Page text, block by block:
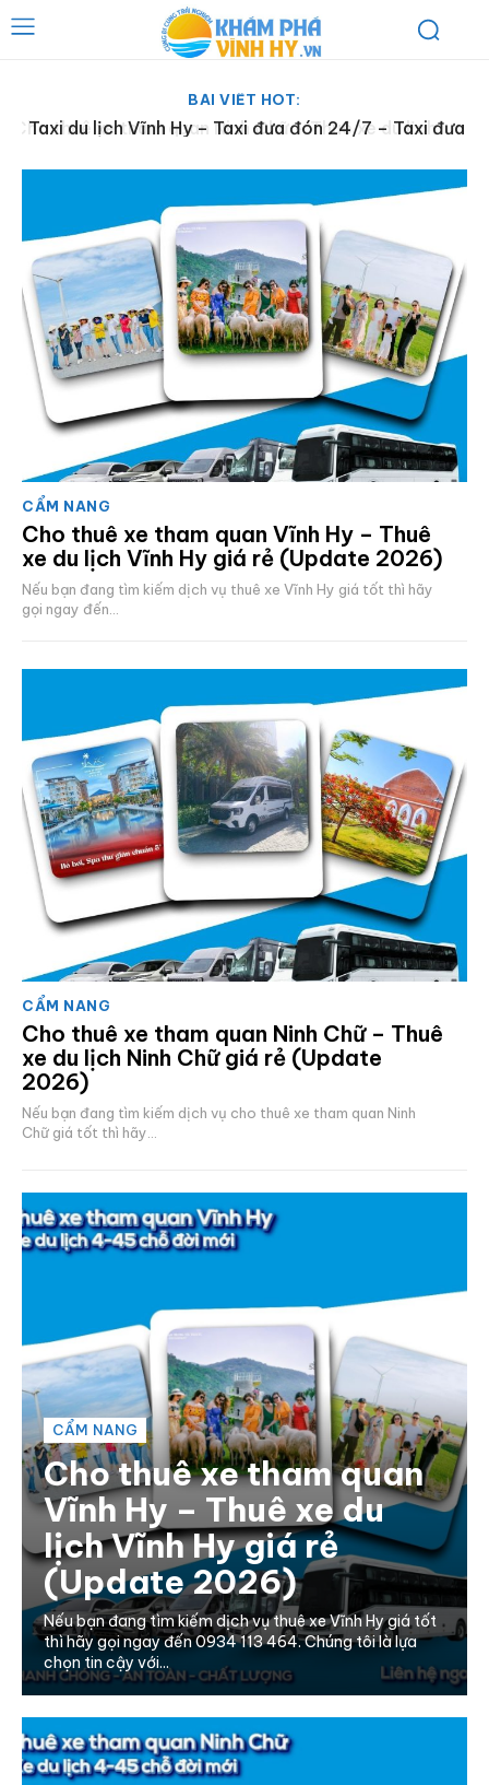
BÀI VIẾT HOT:
Taxi du lịch Vĩnh Hy – Taxi đưa đón 24/7 – Taxi đưa
CẨM NANG
Cho thuê xe tham quan Vĩnh Hy – Thuê
xe du lịch Vĩnh Hy giá rẻ (Update 2026)
Nếu bạn đang tìm kiếm dịch vụ thuê xe Vĩnh Hy giá tốt thì hãy
gọi ngay đến...
CẨM NANG
Cho thuê xe tham quan Ninh Chữ – Thuê
xe du lịch Ninh Chữ giá rẻ (Update
2026)
Nếu bạn đang tìm kiếm dịch vụ cho thuê xe tham quan Ninh
Chữ giá tốt thì hãy...
CẨM NANG
Cho thuê xe tham quan
Vĩnh Hy – Thuê xe du
lịch Vĩnh Hy giá rẻ
(Update 2026)
Nếu bạn đang tìm kiếm dịch vụ thuê xe Vĩnh Hy giá tốt
thì hãy gọi ngay đến 0934 113 464. Chúng tôi là lựa
chọn tin cậy với...